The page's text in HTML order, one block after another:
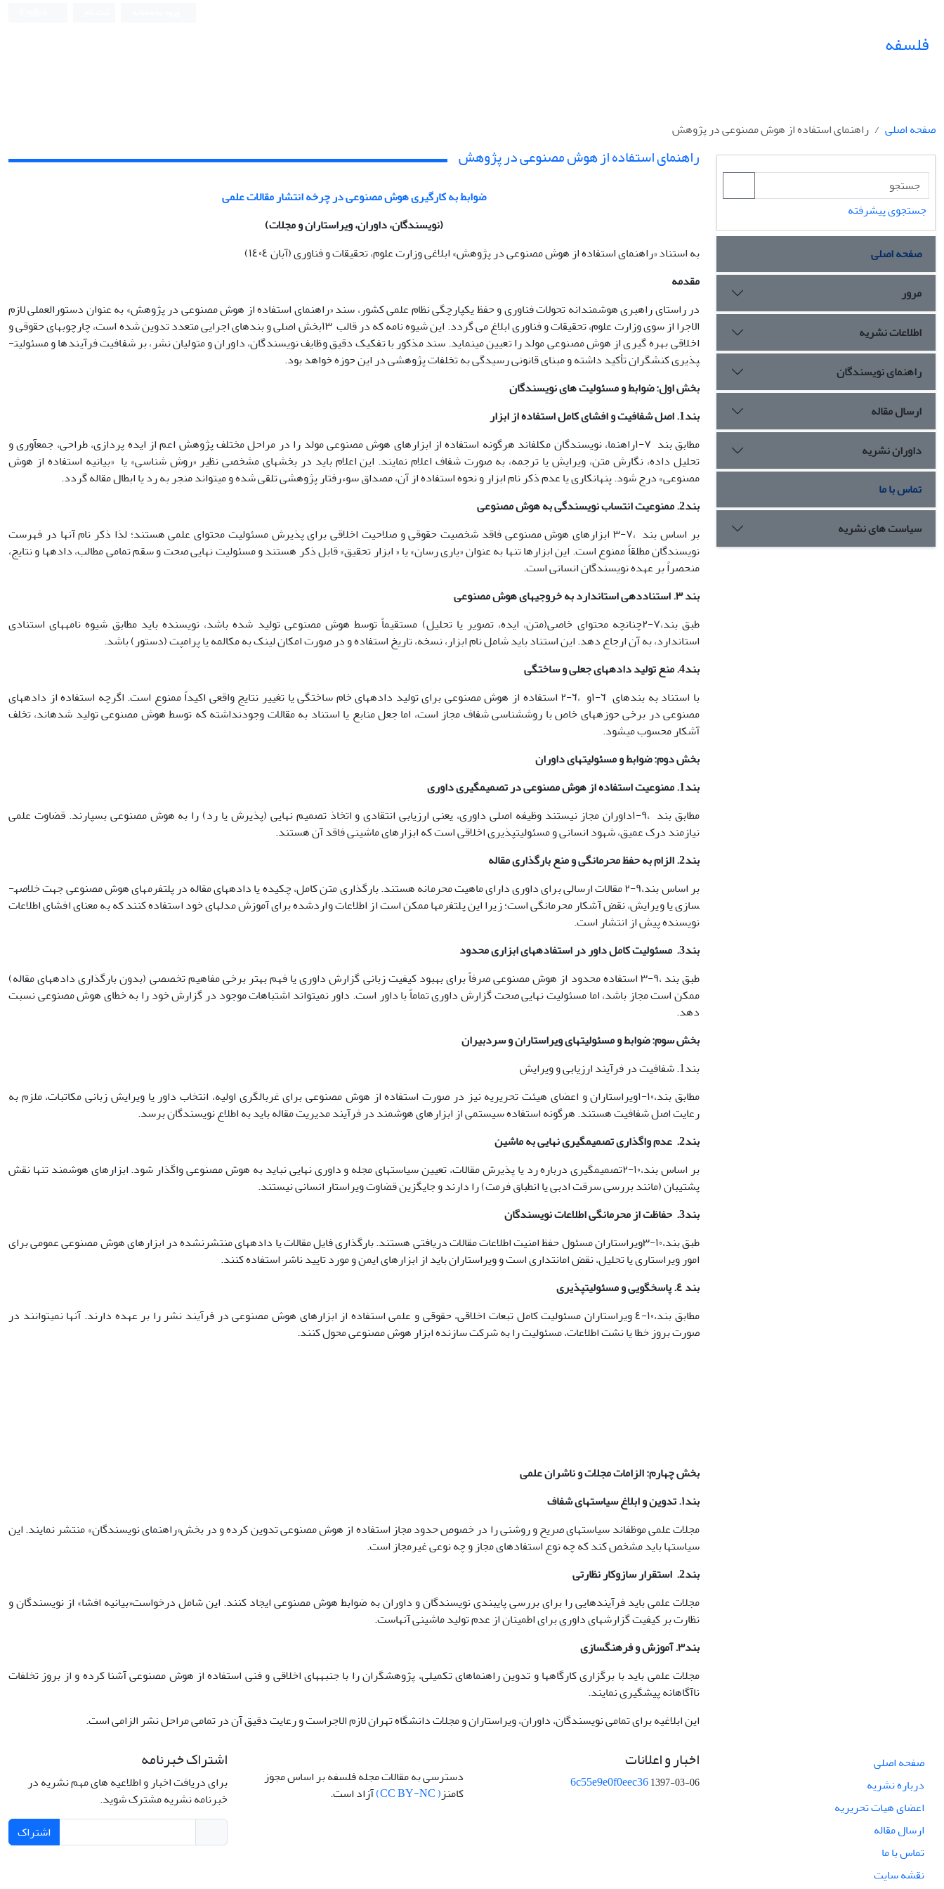
فلسفه
صفحه اصلی راهنمای استفاده از هوش مصنوعی در پژوهش
جستجوی پیشرفته
صفحه اصلی
مرور
اطلاعات نشریه
راهنمای نویسندگان
ارسال مقاله
داوران نشریه
تماس با ما
سیاست های نشریه
راهنمای استفاده از هوش مصنوعی در پژوهش
ضوابط به کارگیری هوش مصنوعی در چرخه انتشار مقالات علمی
(نویسندگان، داوران، ویراستاران و مجلات)
به استناد «راهنمای استفاده از هوش مصنوعی در پژوهش» ابلاغی وزارت علوم، تحقیقات و فناوری (آبان ١٤٠٤)
مقدمه
در راستای راهبری هوشمندانه تحولات فناوری و حفظ یکپارچگی نظام علمی کشور، سند «راهنمای استفاده از هوش مصنوعی در پژوهش» به عنوان دستورالعملی لازم
الاجرا از سوی وزارت علوم، تحقیقات و فناوری ابلاغ می گردد. این شیوه نامه که در قالب ١٣بخش اصلی و بندهای اجرایی متعدد تدوین شده است، چارچوب­های حقوقی و
اخلاقی بهره گیری از هوش مصنوعی مولد را تعیین می­نماید. سند مذکور با تفکیک دقیق وظایف نویسندگان، داوران و متولیان نشر، بر شفافیت فرآیندها و مسئولیت­
پذیری کنشگران تأکید داشته و مبنای قانونی رسیدگی به تخلفات پژوهشی در این حوزه خواهد بود.
بخش اول: ضوابط و مسئولیت های نویسندگان
بند1. اصل شفافیت و افشای کامل استفاده از ابزار
مطابق بند ٧-١راهنما، نویسندگان مکلف­اند هرگونه استفاده از ابزارهای هوش مصنوعی مولد را در مراحل مختلف پژوهش اعم از ایده پردازی، طراحی، جمع­آوری و
تحلیل داده، نگارش متن، ویرایش یا ترجمه، به صورت شفاف اعلام نمایند. این اعلام باید در بخش­های مشخصی نظیر «روش شناسی» یا «بیانیه استفاده از هوش
مصنوعی» درج شود. پنهان­کاری یا عدم ذکر نام ابزار و نحوه استفاده از آن، مصداق سوءرفتار پژوهشی تلقی شده و می­تواند منجر به رد یا ابطال مقاله گردد.
بند2. ممنوعیت انتساب نویسندگی به هوش مصنوعی
بر اساس بند ،٧-٣ ابزارهای هوش مصنوعی فاقد شخصیت حقوقی و صلاحیت اخلاقی برای پذیرش مسئولیت محتوای علمی هستند؛ لذا ذکر نام آنها در فهرست
نویسندگان مطلقاً ممنوع است. این ابزارها تنها به عنوان «یاری رسان» یا « ابزار تحقیق» قابل ذکر هستند و مسئولیت نهایی صحت و سقم تمامی مطالب، داده­ها و نتایج،
منحصراً بر عهده نویسندگان انسانی است.
بند ٣. استناددهی استاندارد به خروجیهای هوش مصنوعی
طبق بند،٧-٢چنانچه محتوای خاصی(متن، ایده، تصویر یا تحلیل) مستقیماً توسط هوش مصنوعی تولید شده باشد، نویسنده باید مطابق شیوه نامه­های استنادی
استاندارد، به آن ارجاع دهد. این استناد باید شامل نام ابزار، نسخه، تاریخ استفاده و در صورت امکان لینک به مکالمه یا پرامپت (دستور) باشد.
بند4. منع تولید داده­های جعلی و ساختگی
با استناد به بندهای ٦-١و ،٦-٢ استفاده از هوش مصنوعی برای تولید داده­های خام ساختگی یا تغییر نتایج واقعی اکیداً ممنوع است. اگرچه استفاده از داده­های
مصنوعی در برخی حوزه­های خاص با روش­شناسی شفاف مجاز است، اما جعل منابع یا استناد به مقالات وجودنداشته که توسط هوش مصنوعی تولید شدهاند، تخلف
آشکار محسوب می­شود.
بخش دوم: ضوابط و مسئولیت­های داوران
بند1. ممنوعیت استفاده از هوش مصنوعی در تصمیم­گیری داوری
مطابق بند ،٩-١داوران مجاز نیستند وظیفه اصلی داوری، یعنی ارزیابی انتقادی و اتخاذ تصمیم نهایی (پذیرش یا رد) را به هوش مصنوعی بسپارند. قضاوت علمی
نیازمند درک عمیق، شهود انسانی و مسئولیت­پذیری اخلاقی است که ابزارهای ماشینی فاقد آن هستند.
بند2. الزام به حفظ محرمانگی و منع بارگذاری مقاله
بر اساس بند،٩-٢ مقالات ارسالی برای داوری دارای ماهیت محرمانه هستند. بارگذاری متن کامل، چکیده یا داده­های مقاله در پلتفرم­های هوش مصنوعی جهت خلاصه­
سازی یا ویرایش، نقض آشکار محرمانگی است؛ زیرا این پلتفرم­ها ممکن است از اطلاعات واردشده برای آموزش مدل­های خود استفاده کنند که به معنای افشای اطلاعات
نویسنده پیش از انتشار است.
بند3. مسئولیت کامل داور در استفاده­های ابزاری محدود
طبق بند ،٩-٣ استفاده محدود از هوش مصنوعی صرفاً برای بهبود کیفیت زبانی گزارش داوری یا فهم بهتر برخی مفاهیم تخصصی (بدون بارگذاری داده­های مقاله)
ممکن است مجاز باشد، اما مسئولیت نهایی صحت گزارش داوری تماماً با داور است. داور نمی­تواند اشتباهات موجود در گزارش خود را به خطای هوش مصنوعی نسبت
دهد.
بخش سوم: ضوابط و مسئولیت­های ویراستاران و سردبیران
بند1. شفافیت در فرآیند ارزیابی و ویرایش
مطابق بند،١٠-١ویراستاران و اعضای هیئت تحریریه نیز در صورت استفاده از هوش مصنوعی برای غربالگری اولیه، انتخاب داور یا ویرایش زبانی مکاتبات، ملزم به
رعایت اصل شفافیت هستند. هرگونه استفاده سیستمی از ابزارهای هوشمند در فرآیند مدیریت مقاله باید به اطلاع نویسندگان برسد.
بند2. عدم واگذاری تصمیم­گیری نهایی به ماشین
بر اساس بند،١٠-٢تصمیم­گیری درباره رد یا پذیرش مقالات، تعیین سیاست­های مجله و داوری نهایی نباید به هوش مصنوعی واگذار شود. ابزارهای هوشمند تنها نقش
پشتیبان (مانند بررسی سرقت ادبی یا انطباق فرمت) را دارند و جایگزین قضاوت ویراستار انسانی نیستند.
بند3. حفاظت از محرمانگی اطلاعات نویسندگان
طبق بند،١٠-٣ویراستاران مسئول حفظ امنیت اطلاعات مقالات دریافتی هستند. بارگذاری فایل مقالات یا داده­های منتشرنشده در ابزارهای هوش مصنوعی عمومی برای
امور ویراستاری یا تحلیل، نقض امانت­داری است و ویراستاران باید از ابزارهای ایمن و مورد تایید ناشر استفاده کنند.
بند ٤. پاسخگویی و مسئولیت­پذیری
مطابق بند،١٠-٤ ویراستاران مسئولیت کامل تبعات اخلاقی، حقوقی و علمی استفاده از ابزارهای هوش مصنوعی در فرآیند نشر را بر عهده دارند. آنها نمی­توانند در
صورت بروز خطا یا نشت اطلاعات، مسئولیت را به شرکت سازنده ابزار هوش مصنوعی محول کنند.
بخش چهارم: الزامات مجلات و ناشران علمی
بند١. تدوین و ابلاغ سیاست­های شفاف
مجلات علمی موظف­اند سیاست­های صریح و روشنی را در خصوص حدود مجاز استفاده از هوش مصنوعی تدوین کرده و در بخش«راهنمای نویسندگان» منتشر نمایند. این
سیاست­ها باید مشخص کند که چه نوع استفادهای مجاز و چه نوعی غیرمجاز است.
بند2. استقرار سازوکار نظارتی
مجلات علمی باید فرآیندهایی را برای بررسی پایبندی نویسندگان و داوران به ضوابط هوش مصنوعی ایجاد کنند. این شامل درخواست«بیانیه افشا» از نویسندگان و
نظارت بر کیفیت گزارش­های داوری برای اطمینان از عدم تولید ماشینی آنهاست.
بند٣. آموزش و فرهنگ­سازی
مجلات علمی باید با برگزاری کارگاه­ها و تدوین راهنماهای تکمیلی، پژوهشگران را با جنبه­های اخلاقی و فنی استفاده از هوش مصنوعی آشنا کرده و از بروز تخلفات
ناآگاهانه پیشگیری نمایند.
این ابلاغیه برای تمامی نویسندگان، داوران، ویراستاران و مجلات دانشگاه تهران لازم الاجراست و رعایت دقیق آن در تمامی مراحل نشر الزامی است.
صفحه اصلی
درباره نشریه
اعضای هیات تحریریه
ارسال مقاله
تماس با ما
نقشه سایت
اخبار و اعلانات
6c55e9e0f0eec361397-03-06
دسترسی به مقالات مجله فلسفه بر اساس مجوز
کامنز( CC BY-NC) آزاد است.
اشتراک خبرنامه
برای دریافت اخبار و اطلاعیه های مهم نشریه در
خبرنامه نشریه مشترک شوید.
اشتراک